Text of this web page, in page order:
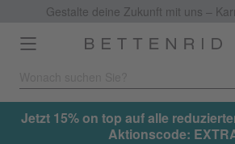
Gestalte deine Zukunft mit uns –
Toggle
navigation
Jetzt 15% on top auf alle
Aktionscode: